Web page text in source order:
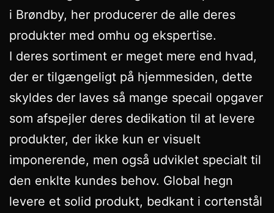
i Brøndby, her producerer de alle deres
produkter med omhu og ekspertise.
I deres sortiment er meget mere end hvad,
der er tilgængeligt på hjemmesiden, dette
skyldes der laves så mange specail opgaver
som afspejler deres dedikation til at levere
produkter, der ikke kun er visuelt
imponerende, men også udviklet specialt til
den enklte kundes behov. Global hegn
levere et solid produkt, bedkant i cortenstål